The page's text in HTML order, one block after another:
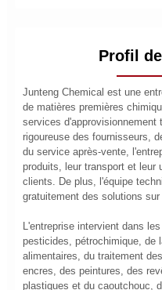
Profil
Junteng Chemical est une
de matières premières
services d'approvisionnement
rigoureuse des fournisseurs,
du service après-vente,
produits, leur transport et leur
clients. De plus, l'équipe
gratuitement des solutions
L'entreprise intervient dans
pesticides, pétrochimique, de
alimentaires, du traitement
encres, des peintures, des
plastiques et du caoutchouc,